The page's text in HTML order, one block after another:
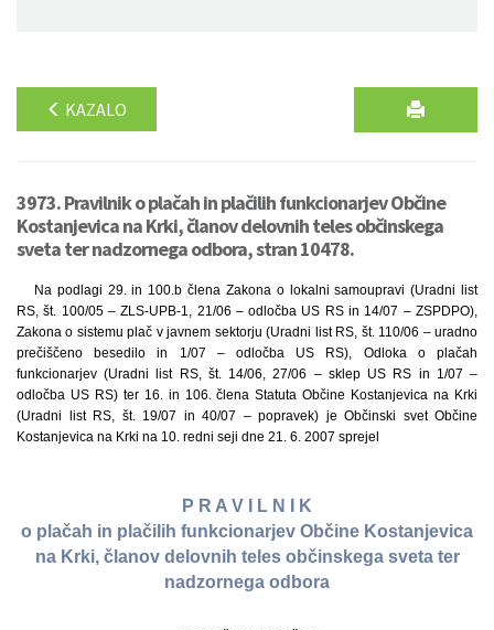
KAZALO
3973. Pravilnik o plačah in plačilih funkcionarjev Občine
Kostanjevica na Krki, članov delovnih teles občinskega
sveta ter nadzornega odbora, stran 10478.
Na podlagi 29. in 100.b člena Zakona o lokalni samoupravi (Uradni list
RS, št. 100/05 – ZLS-UPB-1, 21/06 – odločba US RS in 14/07 – ZSPDPO),
Zakona o sistemu plač v javnem sektorju (Uradni list RS, št. 110/06 – uradno
prečiščeno besedilo in 1/07 – odločba US RS), Odloka o plačah
funkcionarjev (Uradni list RS, št. 14/06, 27/06 – sklep US RS in 1/07 –
odločba US RS) ter 16. in 106. člena Statuta Občine Kostanjevica na Krki
(Uradni list RS, št. 19/07 in 40/07 – popravek) je Občinski svet Občine
Kostanjevica na Krki na 10. redni seji dne 21. 6. 2007 sprejel
P R A V I L N I K
o plačah in plačilih funkcionarjev Občine Kostanjevica
na Krki, članov delovnih teles občinskega sveta ter
nadzornega odbora